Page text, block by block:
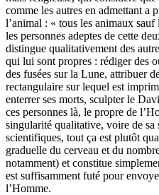
comme les autres en admettant a
l’animal : « tous les animaux
les personnes adeptes de cette
distingue qualitativement des
qui lui sont propres : rédiger des
des fusées sur la Lune, attribuer
rectangulaire sur lequel est
enterrer ses morts, sculpter le
ces personnes là, le propre de
singularité qualitative, voire de
scientifiques, tout ça est plutôt
graduelle du cerveau et du
notamment) et constitue
est suffisamment futé pour
l’Homme.